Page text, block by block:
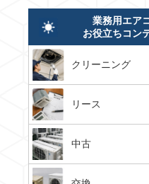
業務用エア
お役立ちコン
クリーニング
リース
中古